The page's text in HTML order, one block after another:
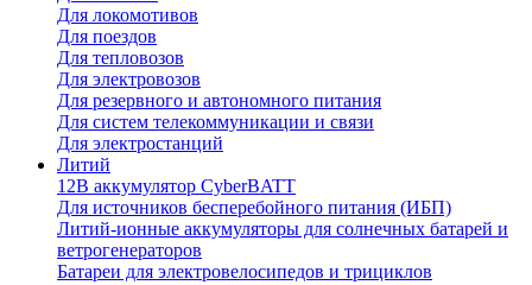
Для локомотивов
Для поездов
Для тепловозов
Для электровозов
Для резервного и автономного питания
Для систем телекоммуникации и связи
Для электростанций
Литий
12В аккумулятор CyberBATT
Для источников бесперебойного питания (ИБП)
Литий-ионные аккумуляторы для солнечных батарей и
ветрогенераторов
Батареи для электровелосипедов и трициклов